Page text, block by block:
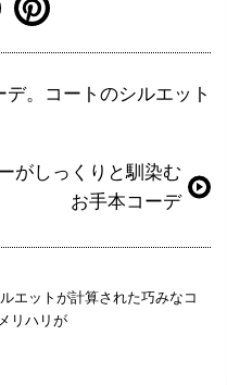
。コートのシルエット
がしっくりと馴染む
お手本コーデ
エットが計算された巧みなコ
リハリが